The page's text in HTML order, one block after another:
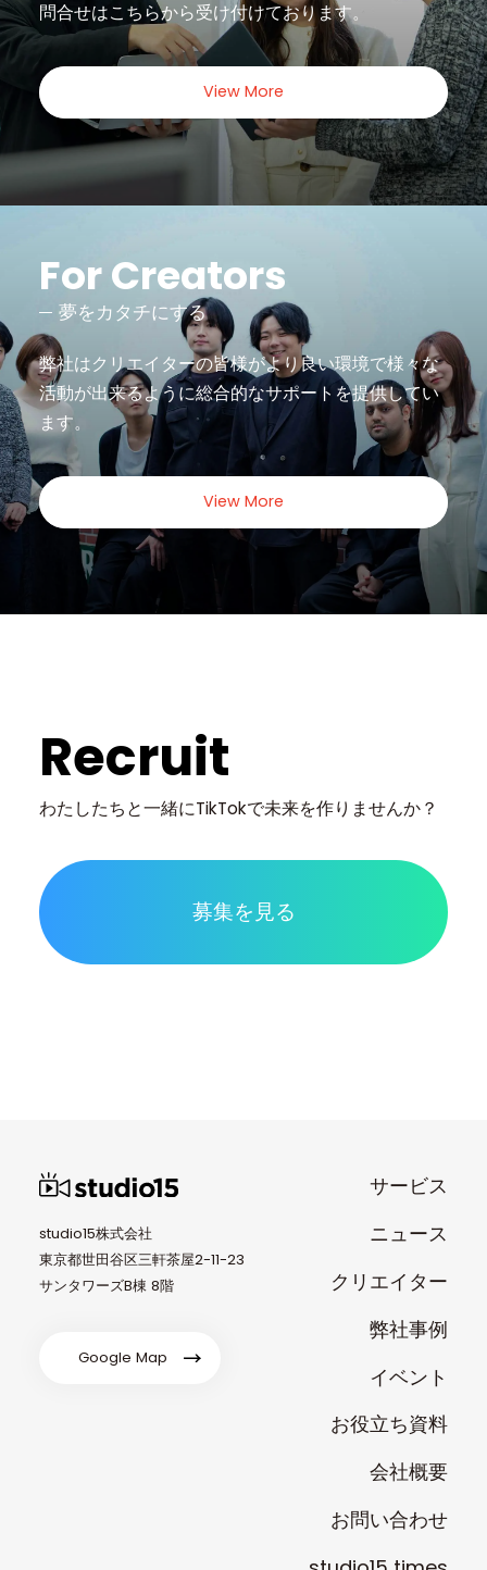
問合せはこちらから受け付けております。
View More
For Creators
夢をカタチにする
弊社はクリエイターの皆様がより良い環境で様々な
活動が出来るように総合的なサポートを提供してい
ます。
View More
Recruit
わたしたちと一緒にTikTokで未来を作りませんか？
募集を見る
studio15株式会社
東京都世田谷区三軒茶屋2-11-23
サンタワーズB棟 8階
Google Map
サービス
ニュース
クリエイター
弊社事例
イベント
お役立ち資料
会社概要
お問い合わせ